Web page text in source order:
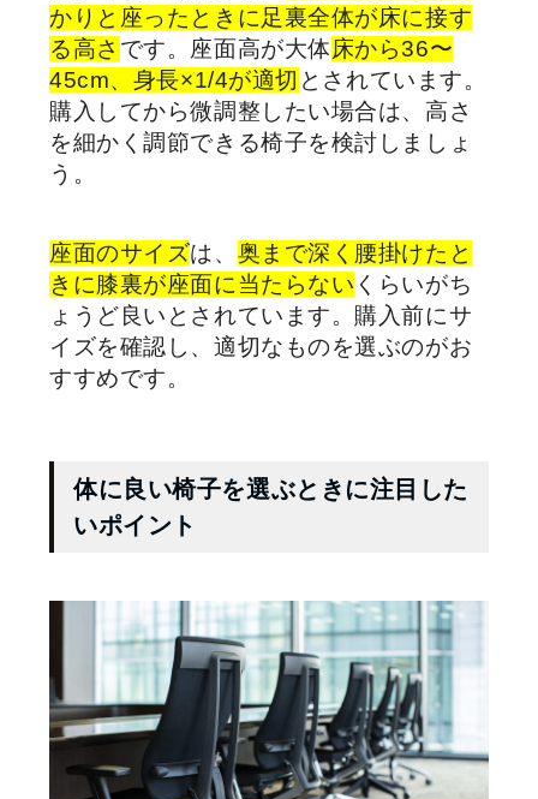
かりと座ったときに足裏全体が床に接す
る高さ です。座面高が大体床から36〜
45cm、身長×1/4が適切 とされています。
購入してから微調整したい場合は、高さ
を細かく調節できる椅子を検討しましょ
う。
座面のサイズは、 奥まで深く腰掛けたと
きに膝裏が座面に当たらない くらいがち
ょうど良いとされています。購入前にサ
イズを確認し、適切なものを選ぶのがお
すすめです。
体に良い椅子を選ぶときに注目した
いポイント